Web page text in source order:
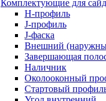
Комплектующие для
H-профиль
J-профиль
J-фаска
Внешний
Завершающая
Наличник
Околооконный
Стартовый